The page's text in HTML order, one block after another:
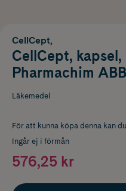
CellCept,
CellCept,
Pharmachim
Läkemedel
För att kunna köpa denna kan
Ingår ej i förmån
576,25 kr